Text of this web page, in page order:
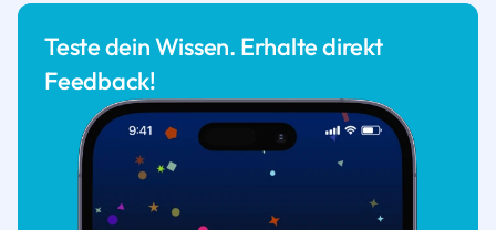
Teste dein Wissen. Erhalte direkt
Feedback!